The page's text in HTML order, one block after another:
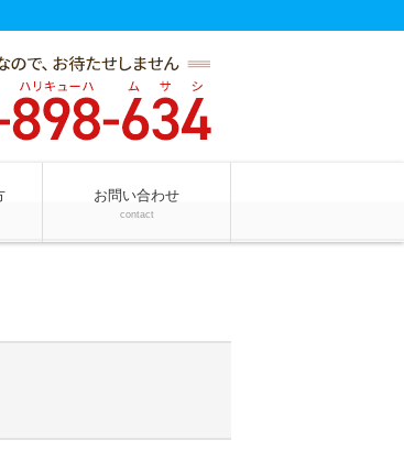
お問い合わせ
contact